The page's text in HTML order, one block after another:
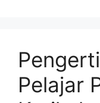
Pelajar